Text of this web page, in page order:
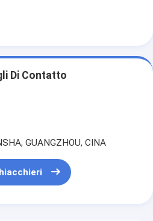
Di Contatto
GUANGZHOU, CINA